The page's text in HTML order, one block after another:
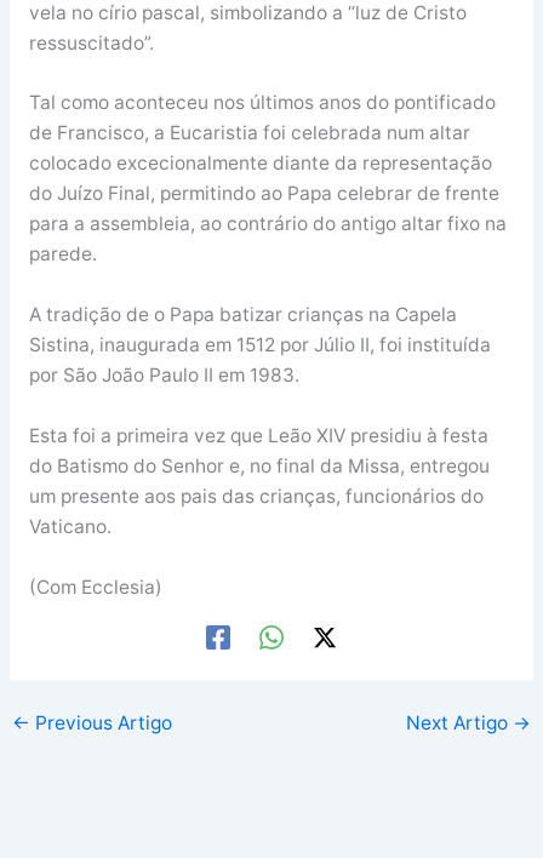
vela no círio pascal, simbolizando a “luz de Cristo
ressuscitado”.
Tal como aconteceu nos últimos anos do pontificado
de Francisco, a Eucaristia foi celebrada num altar
colocado excecionalmente diante da representação
do Juízo Final, permitindo ao Papa celebrar de frente
para a assembleia, ao contrário do antigo altar fixo na
parede.
A tradição de o Papa batizar crianças na Capela
Sistina, inaugurada em 1512 por Júlio II, foi instituída
por São João Paulo II em 1983.
Esta foi a primeira vez que Leão XIV presidiu à festa
do Batismo do Senhor e, no final da Missa, entregou
um presente aos pais das crianças, funcionários do
Vaticano.
(Com Ecclesia)
← Previous Artigo Next Artigo →